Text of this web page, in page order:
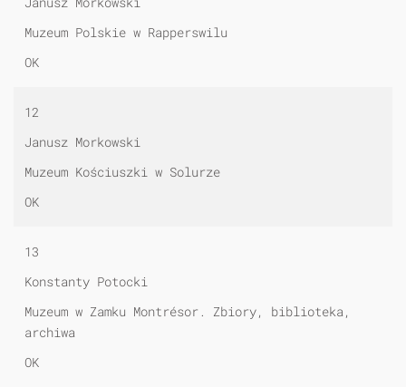
Muzeum Polskie w Rapperswilu
OK
12
Janusz Morkowski
Muzeum Kościuszki w Solurze
OK
13
Konstanty Potocki
Muzeum w Zamku Montrésor. Zbiory, biblioteka,
archiwa
OK